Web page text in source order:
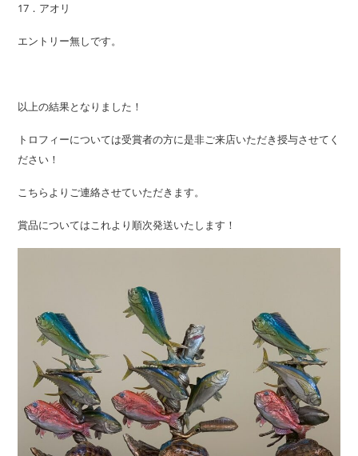
17．アオリ
エントリー無しです。
以上の結果となりました！
トロフィーについては受賞者の方に是非ご来店いただき授与させてく
ださい！
こちらよりご連絡させていただきます。
賞品についてはこれより順次発送いたします！